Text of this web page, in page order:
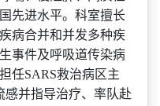
先进水平。科室擅长
病合并和并发多种疾
事件及呼吸道传染病
任SARS救治病区主
感并指导治疗、率队赴